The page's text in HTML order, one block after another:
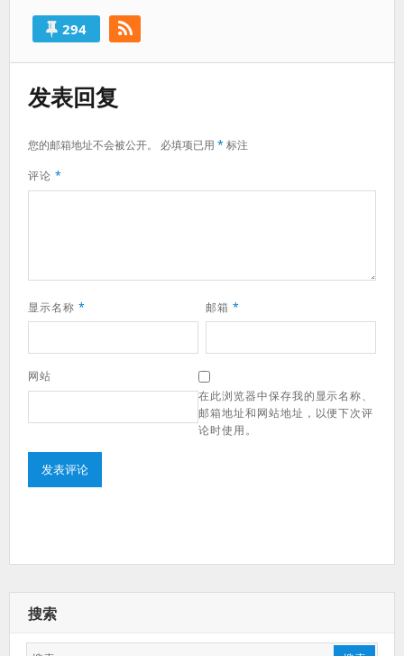
294
发表回复
您的邮箱地址不会被公开。 必填项已用 *标注
评论 *
显示名称 * 邮箱 *
网站
在此浏览器中保存我的显示名称、
邮箱地址和网站地址，以便下次评
论时使用。
搜索